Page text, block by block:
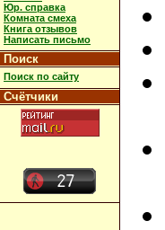
Юр. справка
Комната смеха
Книга отзывов
Написать письмо
Поиск
Поиск по сайту
Счётчики